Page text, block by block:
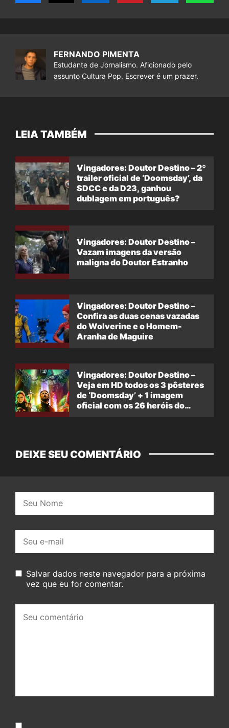
FERNANDO PIMENTA
Estudante de Jornalismo. Aficionado pelo
assunto Cultura Pop. Escrever é um prazer.
LEIA TAMBÉM
Vingadores: Doutor Destino – 2º
trailer oficial de ‘Doomsday’, da
SDCC e da D23, ganhou
dublagem em português?
Vingadores: Doutor Destino –
Vazam imagens da versão
maligna do Doutor Estranho
Vingadores: Doutor Destino –
Confira as duas cenas vazadas
do Wolverine e o Homem-
Aranha de Maguire
Vingadores: Doutor Destino –
Veja em HD todos os 3 pôsteres
de ‘Doomsday’ + 1 imagem
oficial com os 26 heróis do
DEIXE SEU COMENTÁRIO
mail:
Salvar dados neste navegador para a próxima
vez que eu for comentar.
comentário: